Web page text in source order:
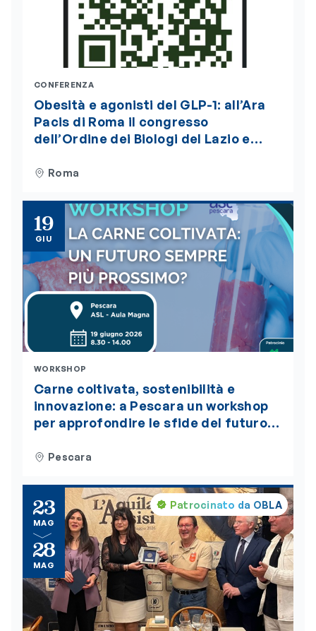
CONFERENZA
Obesità e agonisti del GLP-1: all’Ara
Pacis di Roma il congresso
dell’Ordine dei Biologi del Lazio e
Roma
19
GIU
WORKSHOP
Carne coltivata, sostenibilità e
innovazione: a Pescara un workshop
per approfondire le sfide del futuro
ECMPescara
Patrocinato da OBLA
23
MAG
28
MAG